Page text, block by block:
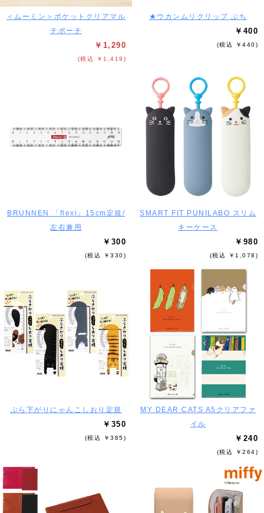
＜ムーミン＞ポケットクリアマル
チポーチ
￥1,290
(税込 ￥1,419)
★ウカンムリクリップ ぷち
￥400
(税込 ￥440)
BRUNNEN 「flexi」15cm定規/
左右兼用
￥300
(税込 ￥330)
SMART FIT PUNILABO スリム
キーケース
￥980
(税込 ￥1,078)
ぶら下がりにゃんこしおり定規
￥350
(税込 ￥385)
MY DEAR CATS A5クリアファ
イル
￥240
(税込 ￥264)